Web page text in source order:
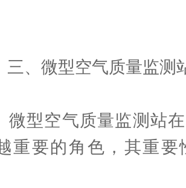
微型空气质量监测
空气质量监测站在
重要的角色，其重要